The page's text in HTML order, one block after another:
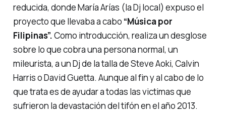
reducida, donde María Arías (la Dj local) expuso el
proyecto que llevaba a cabo “Música por
Filipinas”.Como introducción, realiza un desglose
sobre lo que cobra una persona normal, un
mileurista, a un Dj de la talla de Steve Aoki, Calvin
Harris o David Guetta. Aunque al fin y al cabo de lo
que trata es de ayudar a todas las victimas que
sufrieron la devastación del tifón en el año 2013.